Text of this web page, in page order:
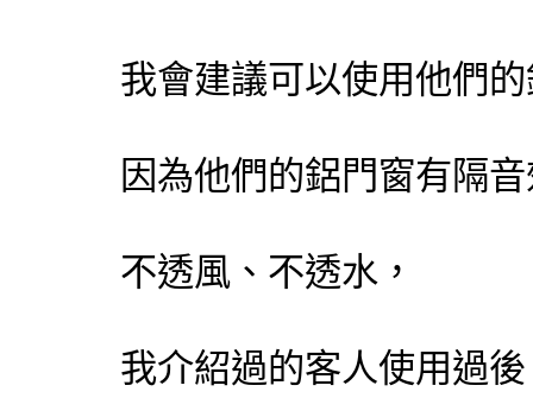
我會建議可以使用他們
因為他們的鋁門窗有隔
不透風、不透水，
我介紹過的客人使用過